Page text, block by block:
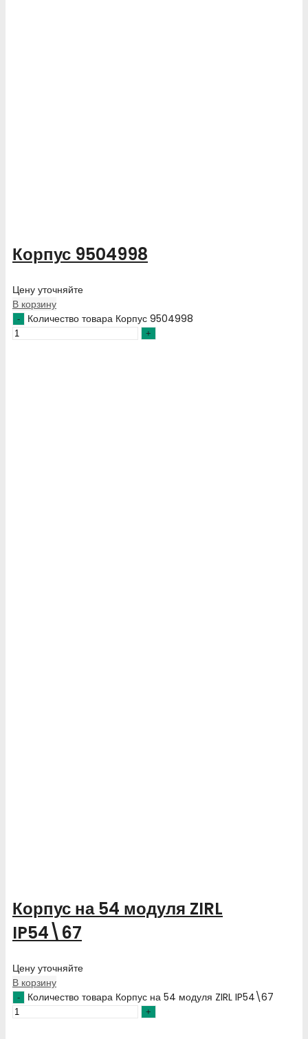
Корпус 9504998
Цену уточняйте
В корзину
Количество товара Корпус 9504998
Корпус на 54 модуля ZIRL
IP54\67
Цену уточняйте
В корзину
Количество товара Корпус на 54 модуля ZIRL IP54\67